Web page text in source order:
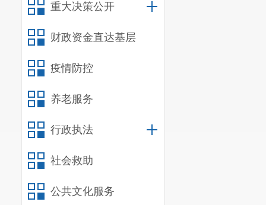
重大决策公开
财政资金直达基层
疫情防控
养老服务
行政执法
社会救助
公共文化服务